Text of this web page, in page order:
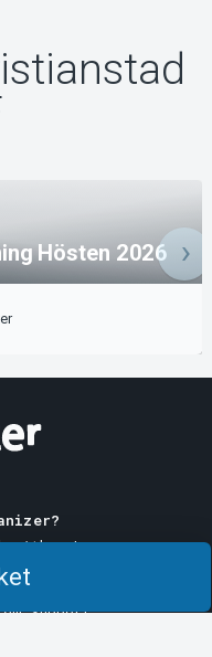
Hösten 2026
with us!
to Manager
Support